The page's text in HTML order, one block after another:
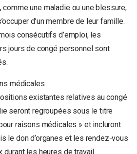
comme une maladie ou une blessure,
d’un membre de leur famille.
consécutifs d’emploi, les
jours de congé personnel sont
médicales
existantes relatives au congé
seront regroupées sous le titre
raisons médicales » et incluront
le don d’organes et les rendez-vous
durant les heures de travail.